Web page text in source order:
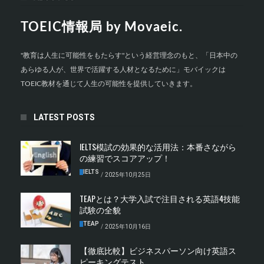
TOEIC情報局 by Movaeic.
"教育は人生に可能性をもたらす"という経営理念のもと、「日本中の
あらゆる人が、世界で活躍する人材となるために」モバイックは
TOEIC教材を通じて人生の可能性を提供していきます。
LATEST POSTS
IELTS模試の効果的な活用法：本番さながら
の練習でスコアアップ！
IELTS / 2025年10月25日
TEAPとは？大学入試で注目される英語4技能
試験の全貌
TEAP / 2025年10月16日
【徹底比較】ビジネスパーソン向け英語ス
ピーキングテスト